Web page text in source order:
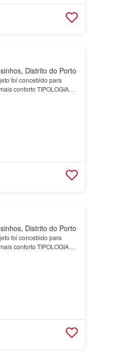
Distrito do Porto
foi concebido para
conforto TIPOLOGIAS
as…
Distrito do Porto
foi concebido para
conforto TIPOLOGIAS
as…